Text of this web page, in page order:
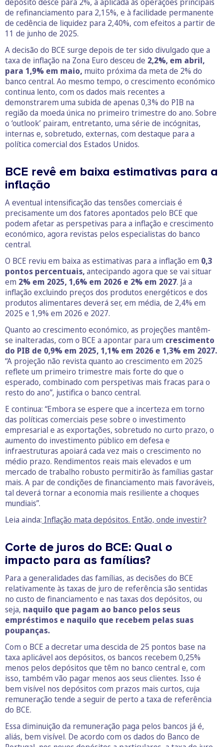
de refinanciamento para 2,15%, e à facilidade permanente
de cedência de liquidez para 2,40%, com efeitos a partir de
11 de junho de 2025.
A decisão do BCE surge depois de ter sido divulgado que a
taxa de inflação na Zona Euro desceu de 2,2%, em abril,
para 1,9% em maio, muito próxima da meta de 2% do
banco central. Ao mesmo tempo, o crescimento económico
continua lento, com os dados mais recentes a
demonstrarem uma subida de apenas 0,3% do PIB na
região da moeda única no primeiro trimestre do ano. Sobre
o ‘outlook’ pairam, entretanto, uma série de incógnitas,
internas e, sobretudo, externas, com destaque para a
política comercial dos Estados Unidos.
BCE revê em baixa estimativas para a
inflação
A eventual intensificação das tensões comerciais é
precisamente um dos fatores apontados pelo BCE que
podem afetar as perspetivas para a inflação e crescimento
económico, agora revistas pelos especialistas do banco
central.
O BCE reviu em baixa as estimativas para a inflação em 0,3
pontos percentuais,antecipando agora que se vai situar
em 2% em 2025, 1,6% em 2026 e 2% em 2027. Já a
inflação excluindo preços dos produtos energéticos e dos
produtos alimentares deverá ser, em média, de 2,4% em
2025 e 1,9% em 2026 e 2027.
Quanto ao crescimento económico, as projeções mantêm-
se inalteradas, com o BCE a apontar para um crescimento
do PIB de 0,9% em 2025, 1,1% em 2026 e 1,3% em 2027.
“A projeção não revista quanto ao crescimento em 2025
reflete um primeiro trimestre mais forte do que o
esperado, combinado com perspetivas mais fracas para o
resto do ano”, justifica o banco central.
E continua: “Embora se espere que a incerteza em torno
das políticas comerciais pese sobre o investimento
empresarial e as exportações, sobretudo no curto prazo, o
aumento do investimento público em defesa e
infraestruturas apoiará cada vez mais o crescimento no
médio prazo. Rendimentos reais mais elevados e um
mercado de trabalho robusto permitirão às famílias gastar
mais. A par de condições de financiamento mais favoráveis,
tal deverá tornar a economia mais resiliente a choques
mundiais”.
Leia ainda: Inflação mata depósitos. Então, onde investir?
Corte de juros do BCE: Qual o
impacto para as famílias?
Para a generalidades das famílias, as decisões do BCE
relativamente às taxas de juro de referência são sentidas
no custo de financiamento e nas taxas dos depósitos, ou
seja, naquilo que pagam ao banco pelos seus
empréstimos e naquilo que recebem pelas suas
poupanças.
Com o BCE a decretar uma descida de 25 pontos base na
taxa aplicável aos depósitos, os bancos recebem 0,25%
menos pelos depósitos que têm no banco central e, com
isso, também vão pagar menos aos seus clientes. Isso é
bem visível nos depósitos com prazos mais curtos, cuja
remuneração tende a seguir de perto a taxa de referência
do BCE.
Essa diminuição da remuneração paga pelos bancos já é,
aliás, bem visível. De acordo com os dados do Banco de